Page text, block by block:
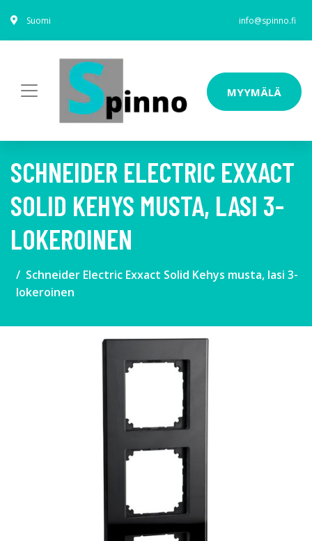
Suomi info@spinno.fi
MYYMÄLÄ
SCHNEIDER ELECTRIC EXXACT
SOLID KEHYS MUSTA, LASI 3-
LOKEROINEN
Schneider Electric Exxact Solid Kehys musta, lasi 3-
lokeroinen